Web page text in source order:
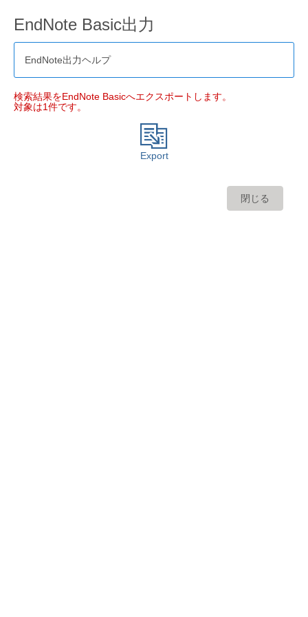
EndNote Basic出力
EndNote出力ヘルプ
検索結果をEndNote Basicへエクスポートします。
対象は1件です。
Export